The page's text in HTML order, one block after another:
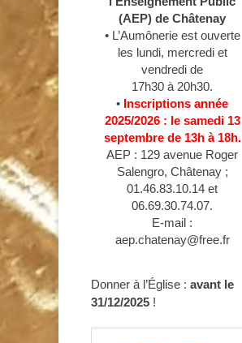
(AEP) de Châtenay
• L’Aumônerie est ouverte
les lundi, mercredi et
vendredi de
17h30 à 20h30.
• Inscriptions année
2025/2026 : le samedi 13
septembre de 13h à 18h.
AEP : 129 avenue Roger
Salengro, Châtenay ;
01.46.83.10.14 et
06.69.30.74.07.
E-mail :
aep.chatenay@free.fr
Donner à l’Église : avant le
31/12/2025 !